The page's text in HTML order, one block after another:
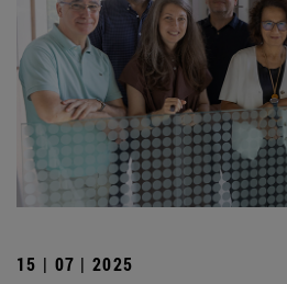
15 | 07 | 2025